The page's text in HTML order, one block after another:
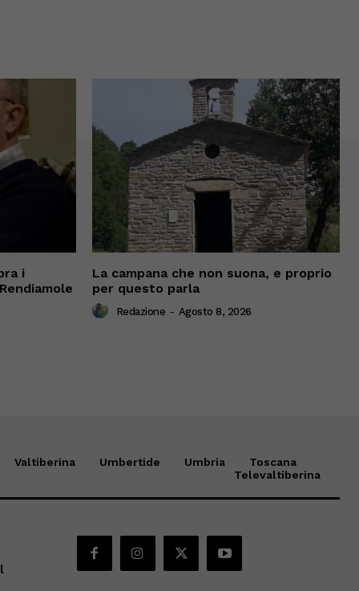
i
La campana che non suona, e proprio
per questo parla
Redazione - Agosto 8, 2026
Valtiberina Umbertide Umbria
Toscana
Televaltiberina